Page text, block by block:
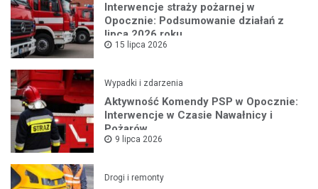
Interwencje straży pożarnej w
Opocznie: Podsumowanie działań z
lipca 2026 roku
15 lipca 2026
Wypadki i zdarzenia
Aktywność Komendy PSP w Opocznie:
Interwencje w Czasie Nawałnicy i
Pożarów
9 lipca 2026
Drogi i remonty